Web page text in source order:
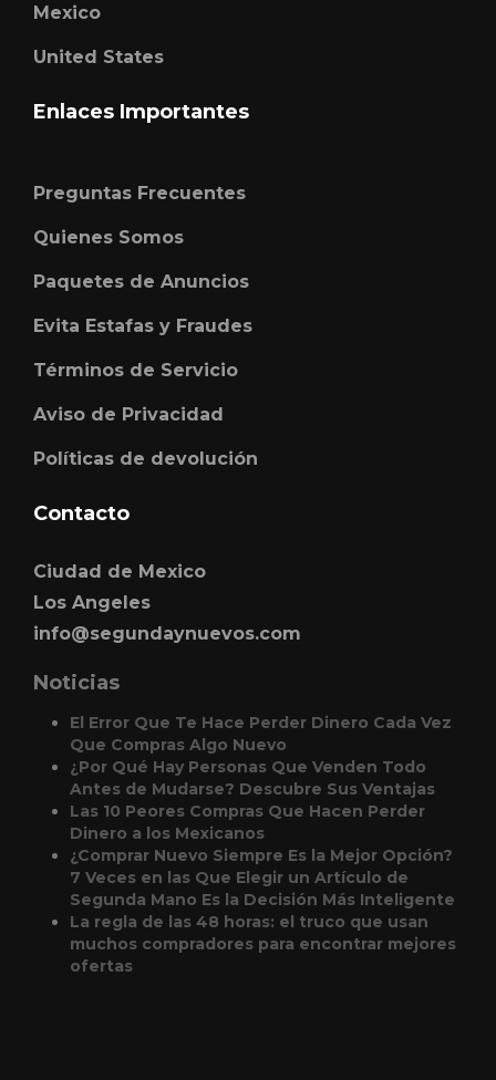
Mexico
United States
Enlaces Importantes
Preguntas Frecuentes
Quienes Somos
Paquetes de Anuncios
Evita Estafas y Fraudes
Términos de Servicio
Aviso de Privacidad
Políticas de devolución
Contacto
Ciudad de Mexico
Los Angeles
info@segundaynuevos.com
Noticias
El Error Que Te Hace Perder Dinero Cada Vez
Que Compras Algo Nuevo
¿Por Qué Hay Personas Que Venden Todo
Antes de Mudarse? Descubre Sus Ventajas
Las 10 Peores Compras Que Hacen Perder
Dinero a los Mexicanos
¿Comprar Nuevo Siempre Es la Mejor Opción?
7 Veces en las Que Elegir un Artículo de
Segunda Mano Es la Decisión Más Inteligente
La regla de las 48 horas: el truco que usan
muchos compradores para encontrar mejores
ofertas